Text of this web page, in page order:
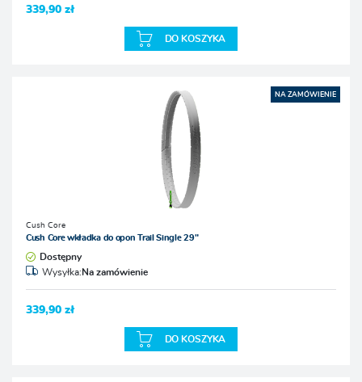
339,90 zł
DO KOSZYKA
NA ZAMÓWIENIE
Cush Core
Cush Core wkładka do opon Trail Single 29"
Dostępny
Wysyłka:Na zamówienie
339,90 zł
DO KOSZYKA